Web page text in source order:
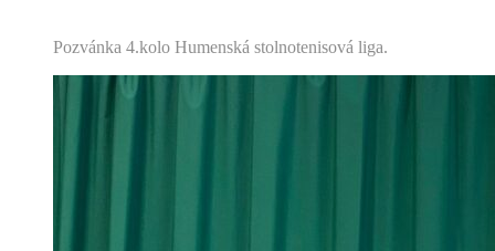
Pozvánka 4.kolo Humenská stolnotenisová liga.